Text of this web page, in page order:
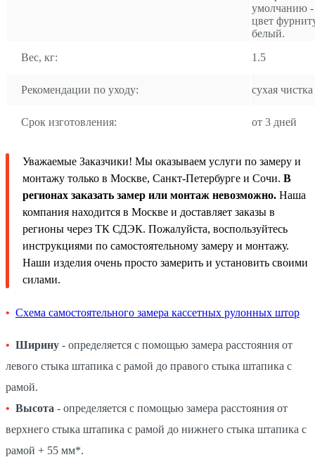
умолчанию -
цвет
белый.
Вес, кг:
1.5
Рекомендации по уходу: сухая чистка
Срок изготовления: от 3 дней
Уважаемые Заказчики! Мы оказываем услуги по замеру и
монтажу только в Москве, Санкт-Петербурге и Сочи. В
регионах заказать замер или монтаж невозможно. Наша
компания находится в Москве и доставляет заказы в
регионы через ТК СДЭК. Пожалуйста, воспользуйтесь
инструкциями по самостоятельному замеру и монтажу.
Наши изделия очень просто замерить и установить своими
силами.
Схема самостоятельного замера кассетных рулонных штор
Ширину - определяется с помощью замера расстояния от
левого стыка штапика с рамой до правого стыка штапика с
рамой.
Высота - определяется с помощью замера расстояния от
верхнего стыка штапика с рамой до нижнего стыка штапика с
рамой + 55 мм*.